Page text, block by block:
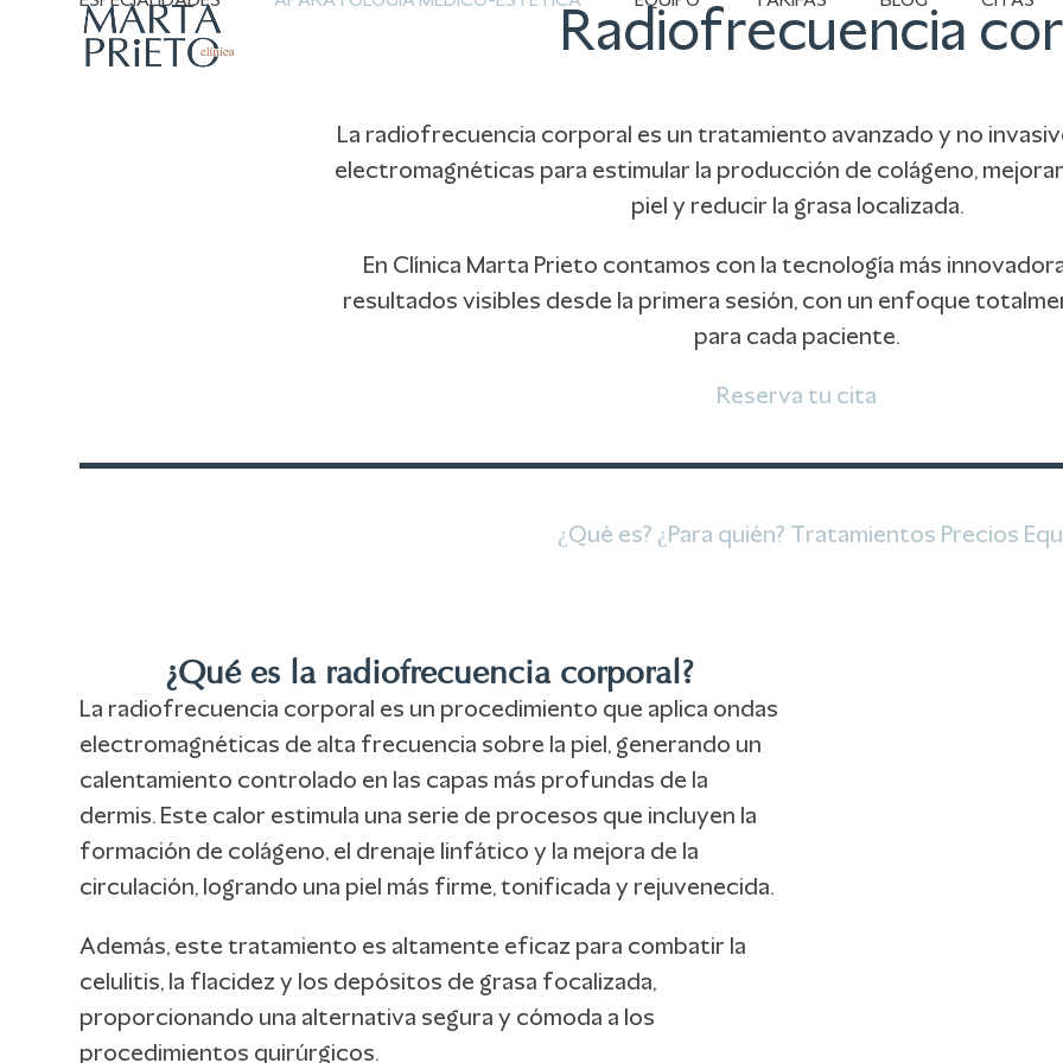
Radiofrecuencia
La radiofrecuencia corporal es un tratamiento avanzado y no
electromagnéticas para estimular la producción de colágeno,
piel y reducir la grasa localizada.
En Clínica Marta Prieto contamos con la tecnología más
resultados visibles desde la primera sesión, con un enfoque
para cada paciente.
Reserva tu cita
¿Qué es? ¿Para quién? Tratamientos Precios
¿Qué es la radiofrecuencia corporal?
La radiofrecuencia corporal es un procedimiento que aplica ondas
electromagnéticas de alta frecuencia sobre la piel, generando un
calentamiento controlado en las capas más profundas de la
dermis. Este calor estimula una serie de procesos que incluyen la
formación de colágeno, el drenaje linfático y la mejora de la
circulación, logrando una piel más firme, tonificada y rejuvenecida.
Además, este tratamiento es altamente eficaz para combatir la
celulitis, la flacidez y los depósitos de grasa focalizada,
proporcionando una alternativa segura y cómoda a los
procedimientos quirúrgicos.